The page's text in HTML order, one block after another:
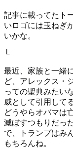
記事に載ってたト
いロゴには玉ねぎ
いかな。
└
最近、家族と一緒
ど、アレックス・
っての聖典みたい
威として引用して
どうやらオバマは
滅ぼすつもりだっ
で、トランプはみ
もちろんね。